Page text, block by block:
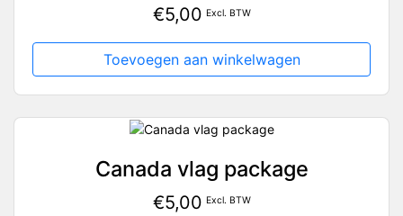
€5,00 Excl. BTW
Toevoegen aan winkelwagen
Canada vlag package
€5,00 Excl. BTW